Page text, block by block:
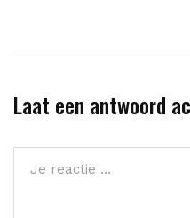
Laat een antwoord